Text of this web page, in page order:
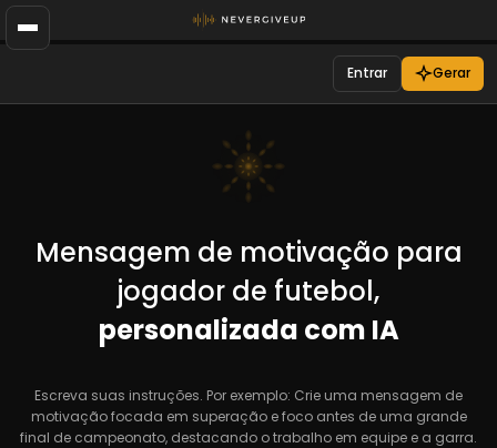
Entrar Gerar
Mensagem de motivação para
jogador de futebol,
personalizada com IA
Escreva suas instruções. Por exemplo: Crie uma mensagem de
motivação focada em superação e foco antes de uma grande
final de campeonato, destacando o trabalho em equipe e a garra.